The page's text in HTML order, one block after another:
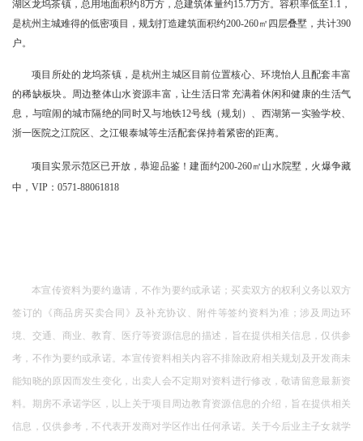
湖区龙坞茶镇，总用地面积约8万方，总建筑体量约15.7万方。容积率低至1.1，
是杭州主城难得的低密项目，规划打造建筑面积约200-260㎡四层叠墅，共计390
户。
项目所处的龙坞茶镇，是杭州主城区目前位置核心、环境怡人且配套丰富
的稀缺板块。周边整体山水资源丰富，让生活日常充满着休闲和健康的生活气
息，与喧闹的城市隔绝的同时又与地铁12号线（规划）、西湖第一实验学校、
浙一医院之江院区、之江银泰城等生活配套保持着紧密的距离。
项目实景示范区已开放，恭迎品鉴！建面约200-260㎡ 山水院墅，火爆争藏
中，VIP：0571-88061818
本宣传资料为要约邀请，不作为要约或承诺；买卖双方的权利义务以双方
签订的《商品房买卖合同》及补充协议、附件等签约资料为准；涉及周边环
境、交通、商业、教育、医疗等资源信息的描述，旨在提供相关信息，仅供参
考，不作为要约或承诺。本宣传资料相关内容不排除政府相关规划及开发商未
能知晓的原因而发生变化，出卖人会不定期对资料进行修改，敬请留意最新资
料。期房不承诺学区，以上关于项目周边教育资源信息的介绍，旨在提供相关
信息，仅供参考，不代表开发商对学区作出任何承诺。关于今后业主子女就学